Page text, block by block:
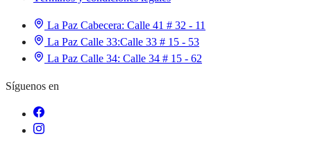
La Paz Cabecera: Calle 41 # 32 - 11
La Paz Calle 33:Calle 33 # 15 - 53
La Paz Calle 34: Calle 34 # 15 - 62
Síguenos en